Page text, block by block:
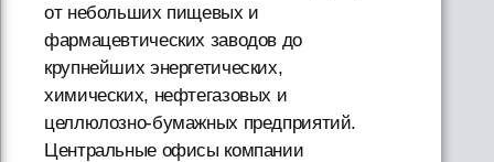
от небольших пищевых и
фармацевтических заводов до
крупнейших энергетических,
химических, нефтегазовых и
целлюлозно-бумажных предприятий.
Центральные офисы компании